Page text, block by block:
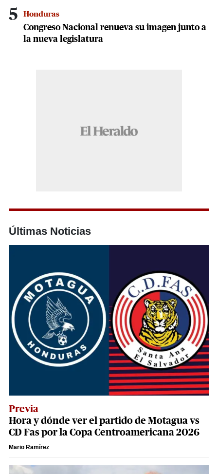
5 Honduras
Congreso Nacional renueva su imagen junto a
la nueva legislatura
Últimas Noticias
Previa
Hora y dónde ver el partido de Motagua vs
CD Fas por la Copa Centroamericana 2026
Mario Ramírez